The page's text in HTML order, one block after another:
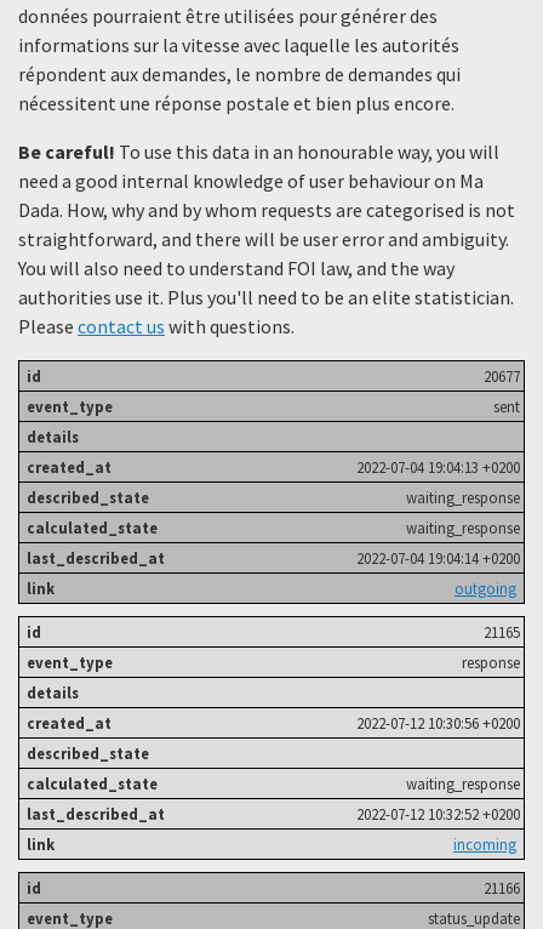
données pourraient être utilisées pour générer des
informations sur la vitesse avec laquelle les autorités
répondent aux demandes, le nombre de demandes qui
nécessitent une réponse postale et bien plus encore.
Be careful! To use this data in an honourable way, you will
need a good internal knowledge of user behaviour on Ma
Dada. How, why and by whom requests are categorised is not
straightforward, and there will be user error and ambiguity.
You will also need to understand FOI law, and the way
authorities use it. Plus you'll need to be an elite statistician.
Please contact us with questions.
20677
sent
2022-07-04 19:04:13 +0200
waiting_response
waiting_response
2022-07-04 19:04:14 +0200
outgoing
21165
response
2022-07-12 10:30:56 +0200
waiting_response
2022-07-12 10:32:52 +0200
incoming
21166
status_update